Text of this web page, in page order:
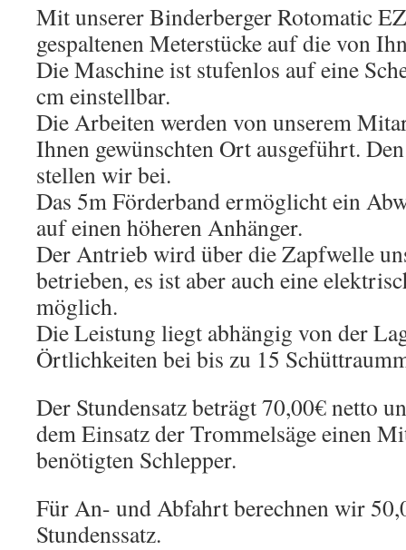
Mit unserer Binderberger Rotomatic
gespaltenen Meterstücke auf die von
Die Maschine ist stufenlos auf eine
cm einstellbar.
Die Arbeiten werden von unserem
Ihnen gewünschten Ort ausgeführt.
stellen wir bei.
Das 5m Förderband ermöglicht ein
auf einen höheren Anhänger.
Der Antrieb wird über die Zapfwelle
betrieben, es ist aber auch eine
möglich.
Die Leistung liegt abhängig von der
Örtlichkeiten bei bis zu 15
Der Stundensatz beträgt 70,00€ netto
dem Einsatz der Trommelsäge einen
benötigten Schlepper.
Für An- und Abfahrt berechnen wir
Stundenssatz.